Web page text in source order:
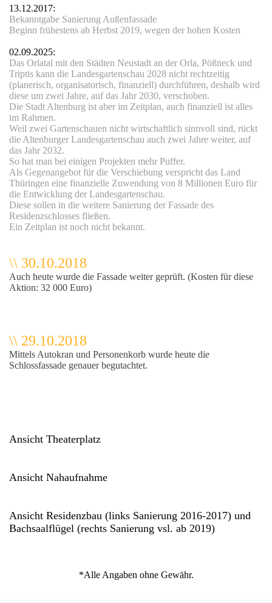
13.12.2017:
Bekanntgabe Sanierung Außenfassade
Beginn frühestens ab Herbst 2019, wegen der hohen Kosten
02.09.2025:
Das Orlatal mit den Städten Neustadt an der Orla, Pößneck und
Triptis kann die Landesgartenschau 2028 nicht rechtzeitig
(planerisch, organisatorisch, finanziell) durchführen, deshalb wird
diese um zwei Jahre, auf das Jahr 2030, verschoben.
Die Stadt Altenburg ist aber im Zeitplan, auch finanziell ist alles
im Rahmen.
Weil zwei Gartenschauen nicht wirtschaftlich sinnvoll sind, rückt
die Altenburger Landesgartenschau auch zwei Jahre weiter, auf
das Jahr 2032.
So hat man bei einigen Projekten mehr Puffer.
Als Gegenangebot für die Verschiebung verspricht das Land
Thüringen eine finanzielle Zuwendung von 8 Millionen Euro für
die Entwicklung der Landesgartenschau.
Diese sollen in die weitere Sanierung der Fassade des
Residenzschlosses fließen.
Ein Zeitplan ist noch nicht bekannt.
\\ 30.10.2018
Auch heute wurde die Fassade weiter geprüft. (Kosten für diese
Aktion: 32 000 Euro)
\\ 29.10.2018
Mittels Autokran und Personenkorb wurde heute die
Schlossfassade genauer begutachtet.
Ansicht Theaterplatz
Ansicht Nahaufnahme
Ansicht Residenzbau (links Sanierung 2016-2017) und
Bachsaalflügel (rechts Sanierung vsl. ab 2019)
*Alle Angaben ohne Gewähr.